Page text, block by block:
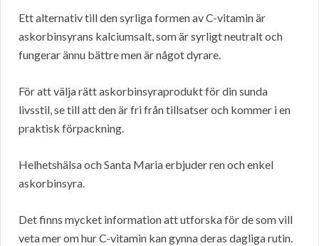
Ett alternativ till den syrliga formen av C-vitamin är
askorbinsyrans kalciumsalt, som är syrligt neutralt och
fungerar ännu bättre men är något dyrare.
För att välja rätt askorbinsyraprodukt för din sunda
livsstil, se till att den är fri från tillsatser och kommer i en
praktisk förpackning.
Helhetshälsa och Santa Maria erbjuder ren och enkel
askorbinsyra.
Det finns mycket information att utforska för de som vill
veta mer om hur C-vitamin kan gynna deras dagliga rutin.